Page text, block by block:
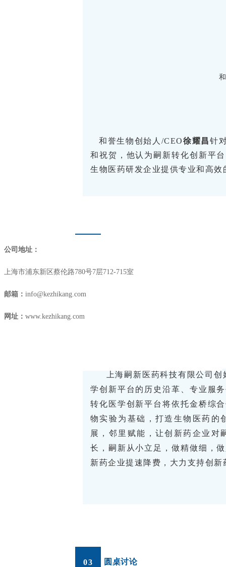
和誉生物创始人/CEO徐耀昌针
和祝贺，他认为嗣新转化创新平
生物医药研发企业提供专业和高
上海嗣新医药科技有限公司创
学创新平台的历史沿革、专业服
转化医学创新平台将依托金桥综
物实验为基础，打造生物医药的
展，邻里赋能，让创新药企业对
长，嗣新从小立足，做精做细，
新药企业提速降费，大力支持创
03 圆桌讨论
公司地址：
上海市浦东新区蔡伦路780号7层712-715室
邮箱： info@kezhikang.com
网址： www.kezhikang.com